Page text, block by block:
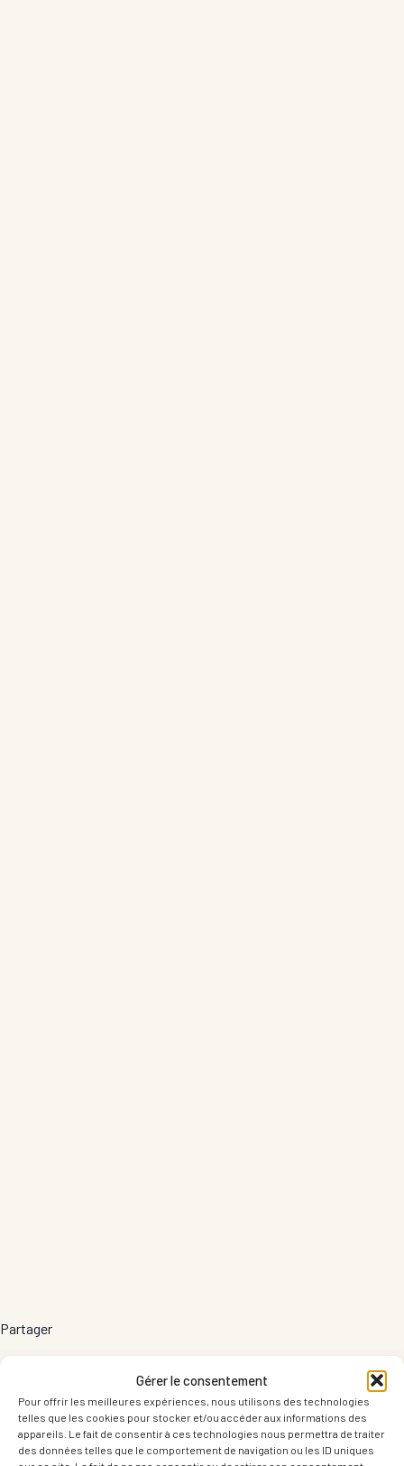
Gérer le consentement
Pour offrir les meilleures expériences, nous utilisons des technologies
telles que les cookies pour stocker et/ou accéder aux informations des
appareils. Le fait de consentir à ces technologies nous permettra de traiter
des données telles que le comportement de navigation ou les ID uniques
Partager